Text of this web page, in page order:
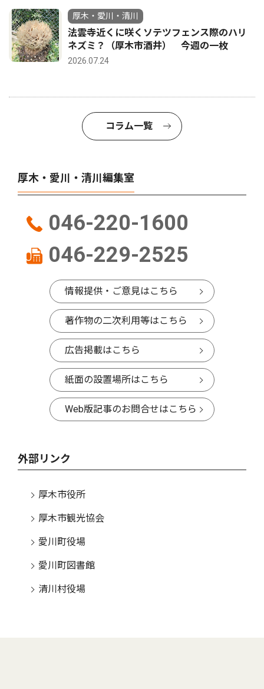
厚木・愛川・清川
法雲寺近くに咲くソテツフェンス際のハリ
ネズミ？（厚木市酒井） 今週の一枚
2026.07.24
コラム一覧
厚木・愛川・清川編集室
046-220-1600
046-229-2525
情報提供・ご意見はこちら
著作物の二次利用等はこちら
広告掲載はこちら
紙面の設置場所はこちら
Web版記事のお問合せはこちら
外部リンク
厚木市役所
厚木市観光協会
愛川町役場
愛川町図書館
清川村役場